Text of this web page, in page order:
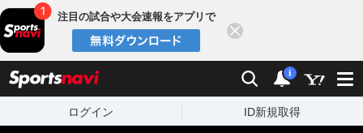
注目の試合や大会速報をアプリで
検索 通知
i
ログイン ID新規取得